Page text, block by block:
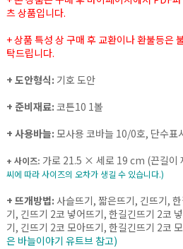
츠 상품입니다.
+ 상품 특성 상 구매 후 교환이나 환불등은
탁드립니다.
+ 도안형식: 기호 도안
+ 준비재료: 코튼10 1볼
+ 사용바늘: 모사용 코바늘 10/0호, 단수표
+ 사이즈: 가로 21.5 × 세로 19 cm (끈길이
씨에 따라 사이즈의 오차가 생길 수 있습니다.)
+ 뜨개방법: 사슬뜨기, 짧은뜨기, 긴뜨기,
기, 긴뜨기 2코 넣어뜨기, 한길긴뜨기 2코
기, 긴뜨기 2코 모아뜨기, 한길긴뜨기 2코
은 바늘이야기 유트브 참고)